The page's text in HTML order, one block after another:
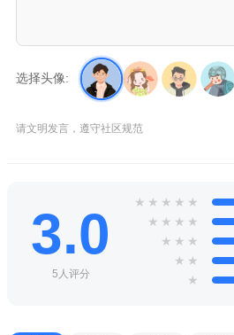
选择头像:
请文明发言，遵守社区规范
3.0
5人评分
★ ★ ★ ★ ★
★ ★ ★ ★
★ ★ ★
★ ★
★